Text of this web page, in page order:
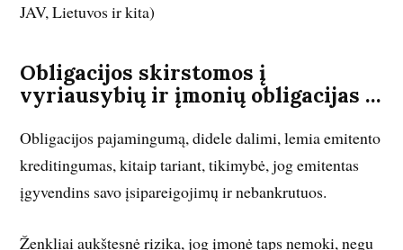
JAV, Lietuvos ir kita)
Obligacijos skirstomos į
vyriausybių ir įmonių obligacijas …
Obligacijos pajamingumą, didele dalimi, lemia emitento
kreditingumas, kitaip tariant, tikimybė, jog emitentas
įgyvendins savo įsipareigojimų ir nebankrutuos.
Ženkliai aukštesnė rizika, jog įmonė taps nemoki, negu